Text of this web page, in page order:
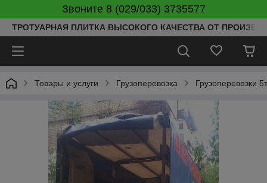
Звоните 8 (029/033) 3735577
ТРОТУАРНАЯ ПЛИТКА ВЫСОКОГО КАЧЕСТВА ОТ
Товары и услуги Грузоперевозка Грузоперевозки 5т